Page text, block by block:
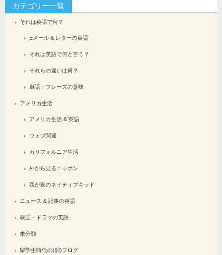
カテゴリー一覧
それは英語で何？
Eメール & レターの英語
それは英語で何と言う？
それらの違いは何？
単語・フレーズの意味
アメリカ生活
アメリカ生活 & 英語
ウェブ関連
カリフォルニア生活
外から見るニッポン
我が家のネイティブキッド
ニュース & 記事の英語
映画・ドラマの英語
未分類
留学生時代の(旧)ブログ